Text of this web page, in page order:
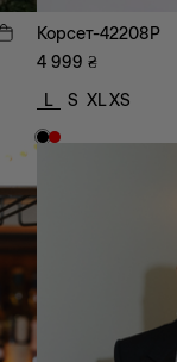
Корсет-42208P
4 999 ₴
L
S XLXS